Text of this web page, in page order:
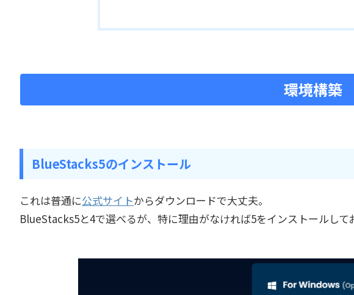
環境構築
BlueStacks5のインストール
これは普通に公式サイトからダウンロードで大丈夫。
BlueStacks5と4で選べるが、特に理由がなければ5をインストールして